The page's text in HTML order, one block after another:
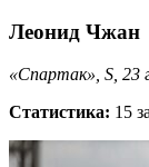
Леонид Чжан
«Спартак», S, 23
Статистика: 15